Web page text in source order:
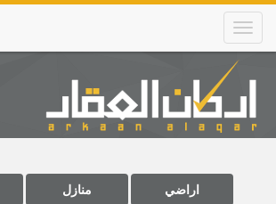
Skip
main
content
Main
navigation
اراضي منازل